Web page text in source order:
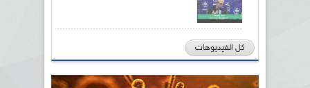
كل الفيديوهات